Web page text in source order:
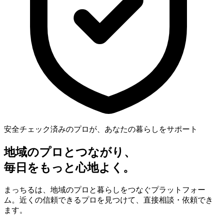
安全チェック済みのプロが、あなたの暮らしをサポート
地域のプロとつながり、
毎日をもっと心地よく。
まっちるは、地域のプロと暮らしをつなぐプラットフォー
ム。近くの信頼できるプロを見つけて、直接相談・依頼でき
ます。